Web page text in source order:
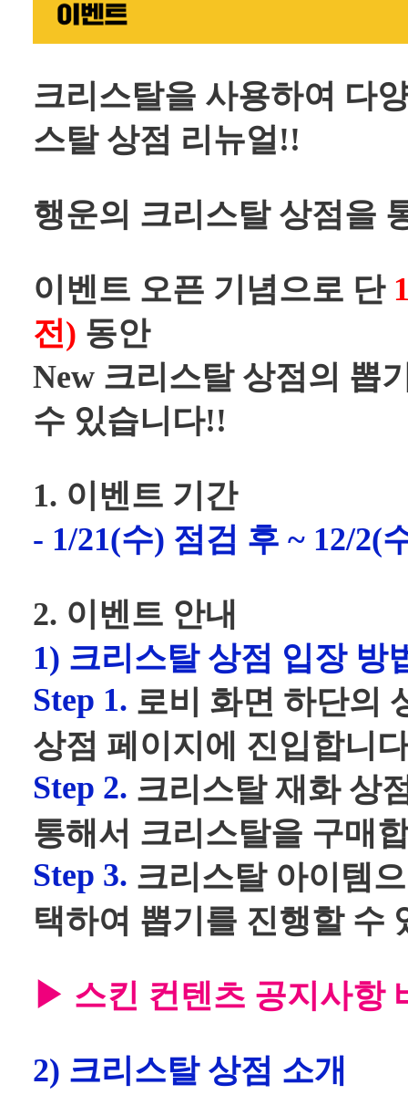
크리스탈을 사용하여 다
스탈 상점 리뉴얼!!
행운의 크리스탈 상점을
이벤트 오픈 기념으로 단
전) 동안
New 크리스탈 상점의 뽑
수 있습니다!!
1. 이벤트 기간
- 1/21(수) 점검 후 ~ 12/2(
2. 이벤트 안내
1) 크리스탈 상점 입장 방
Step 1. 로비 화면 하단의
상점 페이지에 진입합니
Step 2. 크리스탈 재화 상
통해서 크리스탈을 구매
Step 3. 크리스탈 아이템
택하여 뽑기를 진행할 수
▶ 스킨 컨텐츠 공지사항
2) 크리스탈 상점 소개